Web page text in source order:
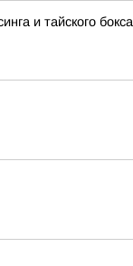
и тайского бокса